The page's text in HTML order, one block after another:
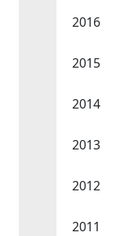
2016
2015
2014
2013
2012
2011